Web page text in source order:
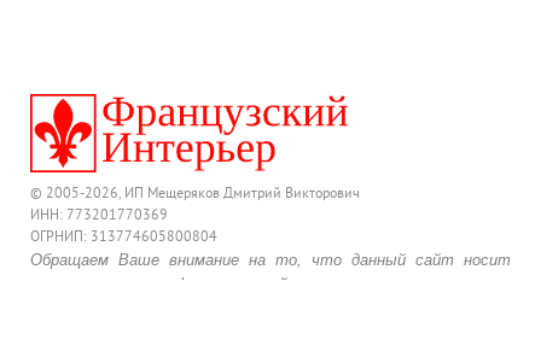
© 2005-2026, ИП Мещеряков Дмитрий Викторович
ИНН: 773201770369
ОГРНИП: 313774605800804
Обращаем Ваше внимание на то, что данный сайт носит
исключительно информационный характер и ни при каких